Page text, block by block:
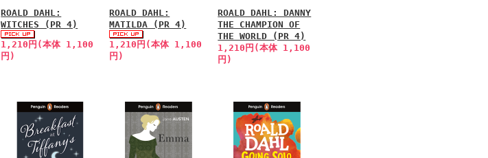
ROALD DAHL:
WITCHES (PR 4)
1,210円(本体 1,100
円)
ROALD DAHL:
MATILDA (PR 4)
1,210円(本体 1,100
円)
ROALD DAHL: DANNY
THE CHAMPION OF
THE WORLD (PR 4)
1,210円(本体 1,100
円)